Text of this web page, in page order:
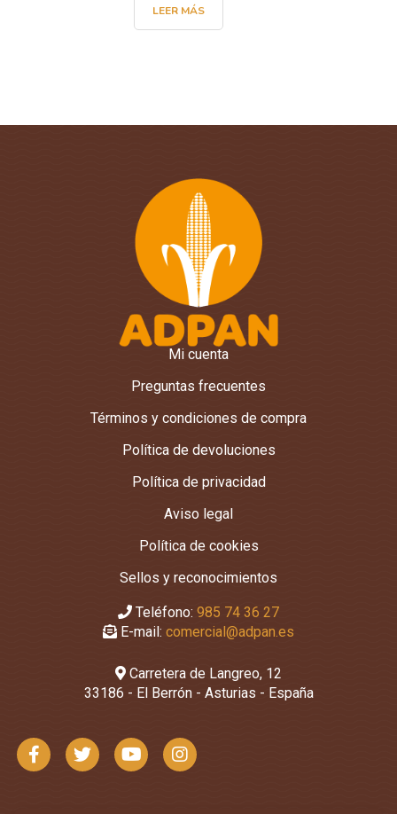
LEER MÁS
Mi cuenta
Preguntas frecuentes
Términos y condiciones de compra
Política de devoluciones
Política de privacidad
Aviso legal
Política de cookies
Sellos y reconocimientos
Teléfono: 985 74 36 27
E-mail: comercial@adpan.es
Carretera de Langreo, 12
33186 - El Berrón - Asturias - España